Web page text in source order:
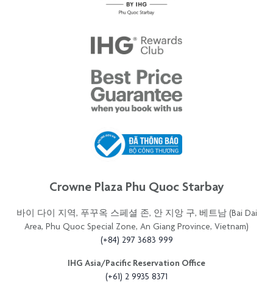
Crowne Plaza Phu Quoc Starbay
바이 다이 지역, 푸꾸옥 스페셜 존, 안 지앙 구, 베트남 (Bai Dai
Area, Phu Quoc Special Zone, An Giang Province, Vietnam)
(+84) 297 3683 999
IHG Asia/Pacific Reservation Office
(+61) 2 9935 8371